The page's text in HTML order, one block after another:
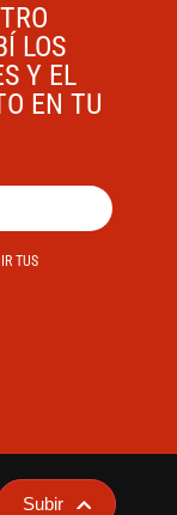
LOS
Y EL
EN TU
TUS
Subir